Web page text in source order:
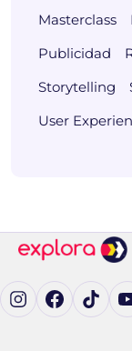
Masterclass
Publicidad
Storytelling
User
Ig (se abre en una
Fb (se abre
tK (seyT